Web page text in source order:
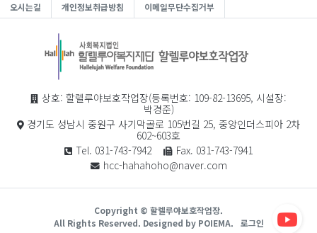
오시는길 개인정보취급방침 이메일무단수집거부
상호: 할렐루야보호작업장(등록번호: 109-82-13695, 시설장:
박경준)
경기도 성남시 중원구 사기막골로 105번길 25, 중앙인더스피아 2차
602~603호
Tel. 031-743-7942
Fax. 031-743-7941
hcc-hahahoho@naver.com
Copyright © 할렐루야보호작업장.
All Rights Reserved. Designed by POIEMA. 로그인